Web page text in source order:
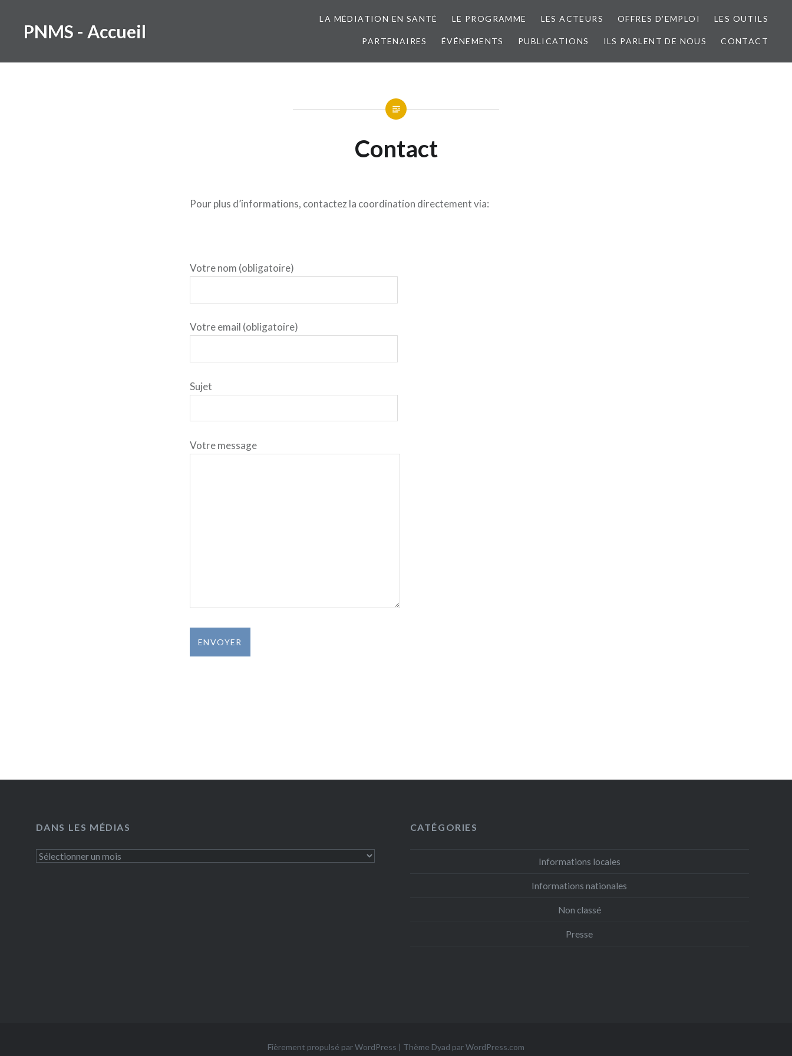
contenuPNMS - Accueil
LA MÉDIATION EN SANTÉ LE PROGRAMME LES ACTEURS OFFRES D’EMPLOI LES OUTILS
PARTENAIRES ÉVÉNEMENTS PUBLICATIONS ILS PARLENT DE NOUS CONTACT
Contact
Pour plus d’informations, contactez la coordination directement via:
Votre nom (obligatoire)
Votre email (obligatoire)
Sujet
Votre message
DANS LES MÉDIAS
Dans
CATÉGORIES
Informations locales
Informations nationales
Non classé
Presse
Fièrement propulsé par WordPress | Thème Dyad par WordPress.com